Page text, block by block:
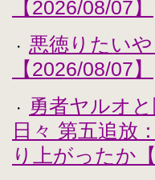
【2026/08/07】
・
悪徳りたい
【2026/08/07】
・
勇者ヤルオ
日々 第五追放
り上がったか